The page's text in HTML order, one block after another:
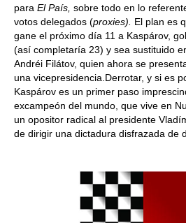
para El País, sobre todo en lo
votos delegados (proxies). El plan es
gane el próximo día 11 a Kaspárov,
(así completaría 23) y sea sustituido
Andréi Filátov, quien ahora se
una vicepresidencia.Derrotar, y si es
Kaspárov es un primer paso
excampeón del mundo, que vive en
un opositor radical al presidente
de dirigir una dictadura disfrazada de